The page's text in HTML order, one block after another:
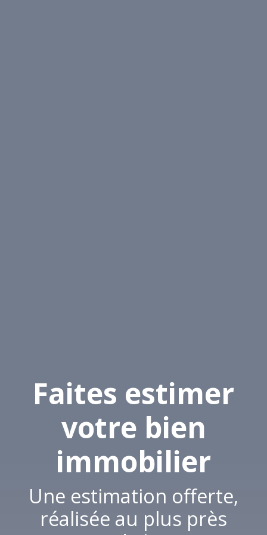
Faites estimer
votre bien
immobilier
Une estimation offerte,
réalisée au plus près du